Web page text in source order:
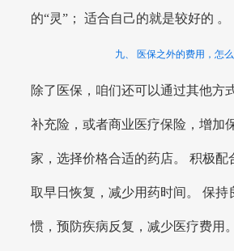
的“灵”； 适合自己的就是较好的 。
九、 医保之外的费用，怎么
除了医保，咱们还可以通过其他方
补充险，或者商业医疗保险，增加
家，选择价格合适的药店。 积极配
取早日恢复，减少用药时间。 保持
惯，预防疾病反复，减少医疗费用。